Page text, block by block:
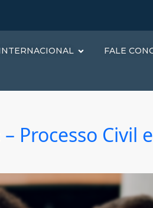
FALE
Processo Civil